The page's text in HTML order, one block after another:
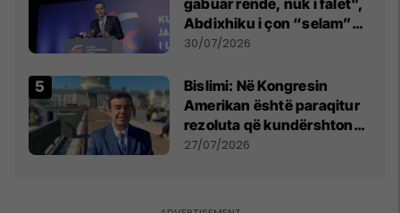
Abdixhiku i çon “selam”
Përparim Ramës
30/07/2026
Bislimi: Në Kongresin
Amerikan është paraqitur
rezoluta që kundërshton
mbajtjen e Asamblesë
27/07/2026